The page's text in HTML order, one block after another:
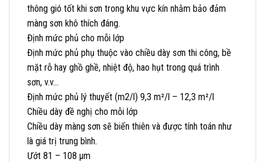
thông gió tốt khi sơn trong khu vực kín nhằm bảo đảm
màng sơn khô thích đáng.
Định mức phủ cho mỗi lớp
Định mức phủ phụ thuộc vào chiều dày sơn thi công, bề
mặt rỗ hay ghồ ghề, nhiệt độ, hao hụt trong quá trình
sơn, v.v…
Định mức phủ lý thuyết (m2/l) 9,3 m²/l – 12,3 m²/l
Chiều dày đề nghị cho mỗi lớp
Chiều dày màng sơn sẽ biến thiên và được tính toán như
là giá trị trung bình.
Ướt 81 – 108 µm